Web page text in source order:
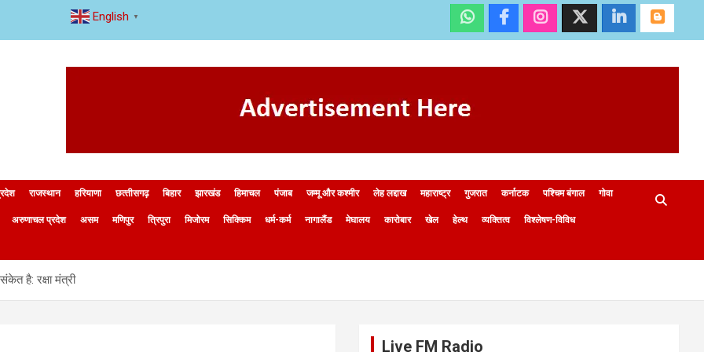
राजस्थान हरियाणा छत्‍तीसगढ़ बिहार झारखंड हिमाचल पंजाब जम्मू और कश्मीर लेह लद्दाख महाराष्ट्र गुजरात कर्नाटक पश्चिम बंगाल गोवा
अरुणाचल प्रदेश असम मणिपुर त्रिपुरा मिजोरम सिक्किम धर्म-कर्म नागालैंड मेघालय कारोबार खेल हेल्थ व्यक्तित्व विश्लेषण-विविध
है: रक्षा मंत्री
Live FM Radio
English ▼